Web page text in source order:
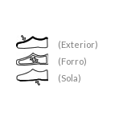
(Exterior)
(Forro)
(Sola)